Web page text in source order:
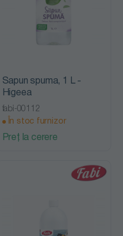
Sapun spuma, 1 L -
Higeea
fabi-00112
În stoc furnizor
Preț la cerere